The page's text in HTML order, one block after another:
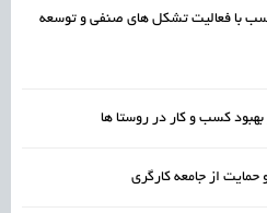
با فعالیت تشکل‌ های صنفی و توسعه‌
کسب و کار در روستا ها
حمایت از جامعه کارگری